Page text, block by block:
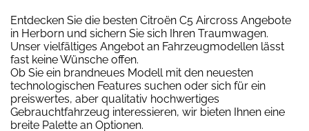
Entdecken Sie die besten Citroën C5 Aircross Angebote
in Herborn und sichern Sie sich Ihren Traumwagen.
Unser vielfältiges Angebot an Fahrzeugmodellen lässt
fast keine Wünsche offen.
Ob Sie ein brandneues Modell mit den neuesten
technologischen Features suchen oder sich für ein
preiswertes, aber qualitativ hochwertiges
Gebrauchtfahrzeug interessieren, wir bieten Ihnen eine
breite Palette an Optionen.